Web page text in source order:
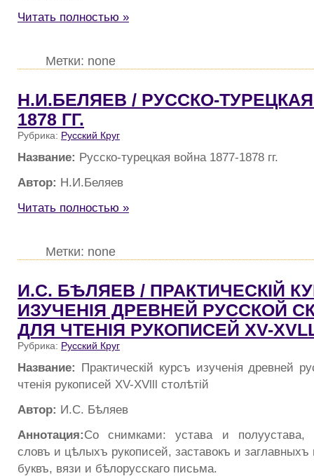
Читать полностью »
Метки: none
Н.И.БЕЛЯЕВ / РУССКО-
1878 ГГ.
Рубрика: Русский Круг
Название: Русско-турецкая война 1877-1878 гг.
Автор: Н.И.Беляев
Читать полностью »
Метки: none
И.С. БѢЛЯЕВ / ПРАКТИЧЕСКIЙ
ИЗУЧЕНIЯ ДРЕВНЕЙ РУССКОЙ
ДЛЯ ЧТЕНIЯ РУКОПИСЕЙ XV-
Рубрика: Русский Круг
Название: Практическiй курсъ изученiя древней
чтенiя рукописей XV-XVlll столѣтiй
Автор: И.С. Бѣляев
Аннотация:Со снимками: устава и полуустава,
словъ и цѣлыхъ рукописей, заставокъ и
буквъ, вязи и бѣлорусскаго письма.